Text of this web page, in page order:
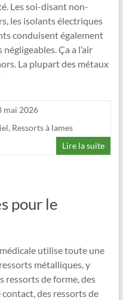
Les soi-disant non-
les isolants électriques
conduisent également
Ça a l’air
La plupart des métaux
mai 2026
, Ressorts à lames
Lire la suite
pour le
utilise toute une
métalliques, y
ressorts de forme, des
des ressorts de